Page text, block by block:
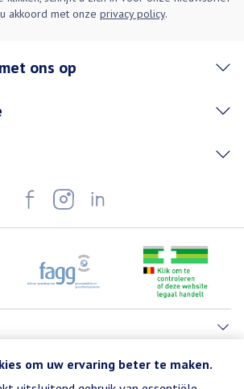
om uw ervaring beter te maken.
akkoord met onze privacy policy.
ons op